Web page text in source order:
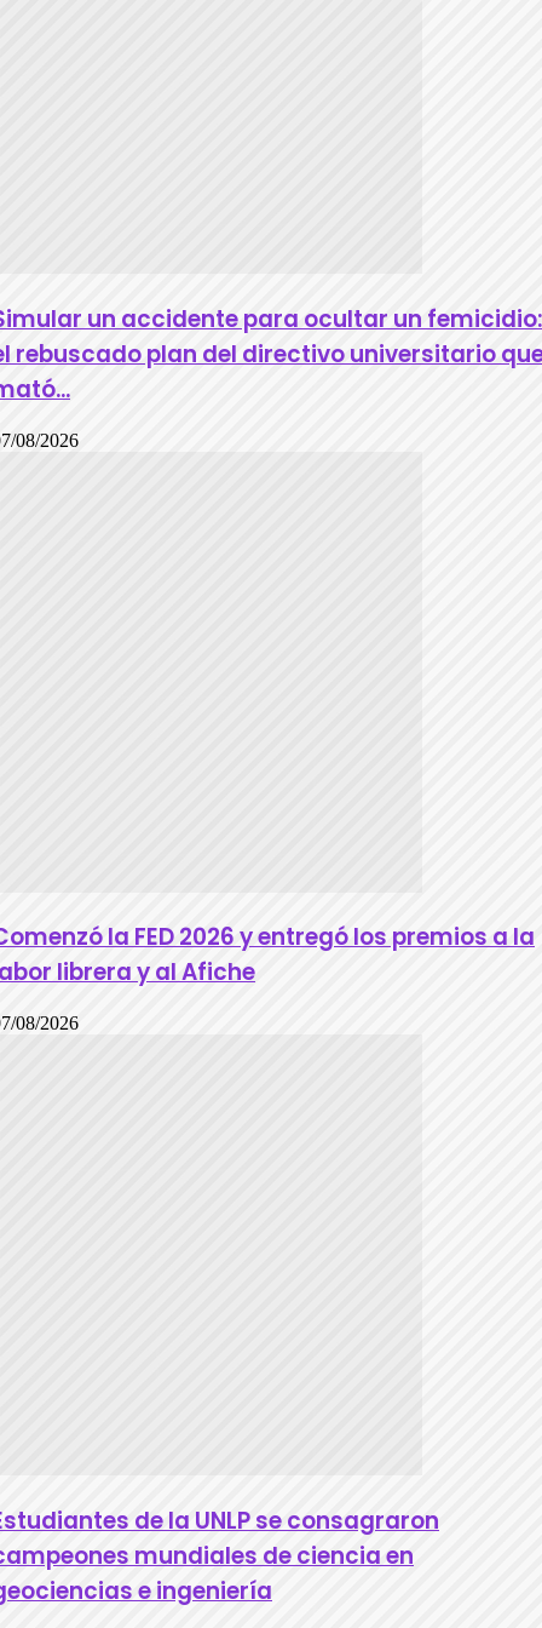
un accidente para ocultar un femicidio:
rebuscado plan del directivo universitario
08/2026
la FED 2026 y entregó los premios a la
librera y al Afiche
08/2026
de la UNLP se consagraron
mundiales de ciencia en
e ingeniería